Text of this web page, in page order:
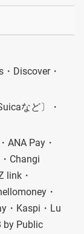
Discover・
など〕・
ANA Pay・
Changi
link・
・
・Kaspi・Lu
by Public